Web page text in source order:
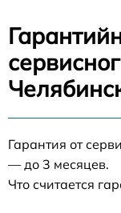
Гарантия от
— до 3 месяцев.
Что считается